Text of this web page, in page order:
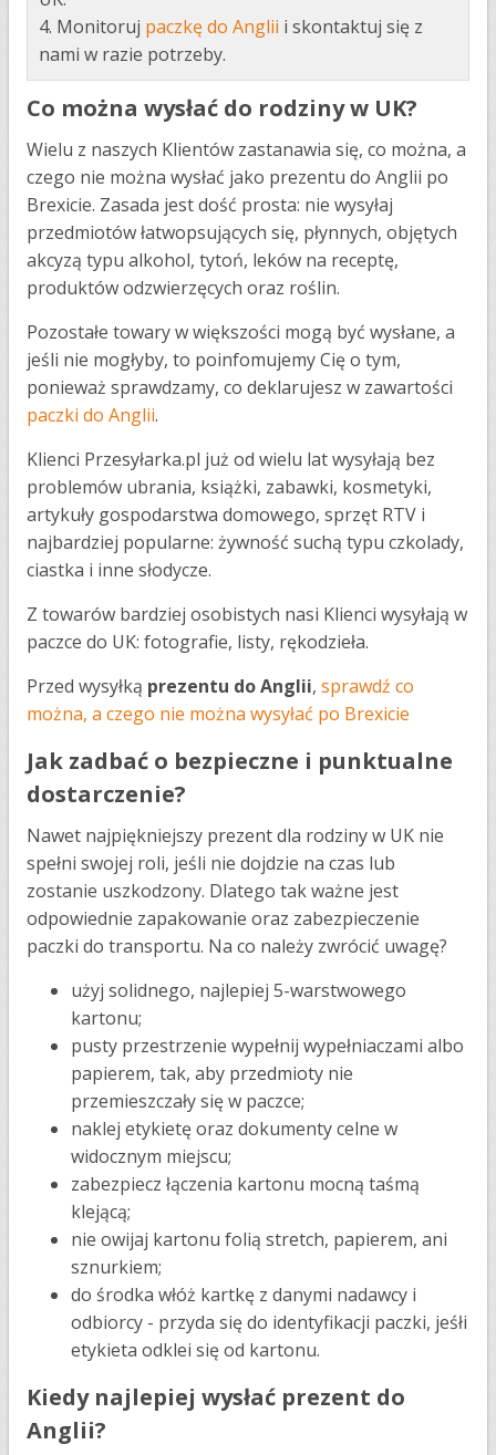
4. Monitoruj paczkę do Anglii i skontaktuj się z
nami w razie potrzeby.
Co można wysłać do rodziny w UK?
Wielu z naszych Klientów zastanawia się, co można, a
czego nie można wysłać jako prezentu do Anglii po
Brexicie. Zasada jest dość prosta: nie wysyłaj
przedmiotów łatwopsujących się, płynnych, objętych
akcyzą typu alkohol, tytoń, leków na receptę,
produktów odzwierzęcych oraz roślin.
Pozostałe towary w większości mogą być wysłane, a
jeśli nie mogłyby, to poinfomujemy Cię o tym,
ponieważ sprawdzamy, co deklarujesz w zawartości
paczki do Anglii.
Klienci Przesyłarka.pl już od wielu lat wysyłają bez
problemów ubrania, książki, zabawki, kosmetyki,
artykuły gospodarstwa domowego, sprzęt RTV i
najbardziej popularne: żywność suchą typu czkolady,
ciastka i inne słodycze.
Z towarów bardziej osobistych nasi Klienci wysyłają w
paczce do UK: fotografie, listy, rękodzieła.
Przed wysyłką prezentu do Anglii, sprawdź co
można, a czego nie można wysyłać po Brexicie
Jak zadbać o bezpieczne i punktualne
dostarczenie?
Nawet najpiękniejszy prezent dla rodziny w UK nie
spełni swojej roli, jeśli nie dojdzie na czas lub
zostanie uszkodzony. Dlatego tak ważne jest
odpowiednie zapakowanie oraz zabezpieczenie
paczki do transportu. Na co należy zwrócić uwagę?
użyj solidnego, najlepiej 5-warstwowego
kartonu;
pusty przestrzenie wypełnij wypełniaczami albo
papierem, tak, aby przedmioty nie
przemieszczały się w paczce;
naklej etykietę oraz dokumenty celne w
widocznym miejscu;
zabezpiecz łączenia kartonu mocną taśmą
klejącą;
nie owijaj kartonu folią stretch, papierem, ani
sznurkiem;
do środka włóż kartkę z danymi nadawcy i
odbiorcy - przyda się do identyfikacji paczki, jeśłi
etykieta odklei się od kartonu.
Kiedy najlepiej wysłać prezent do
Anglii?